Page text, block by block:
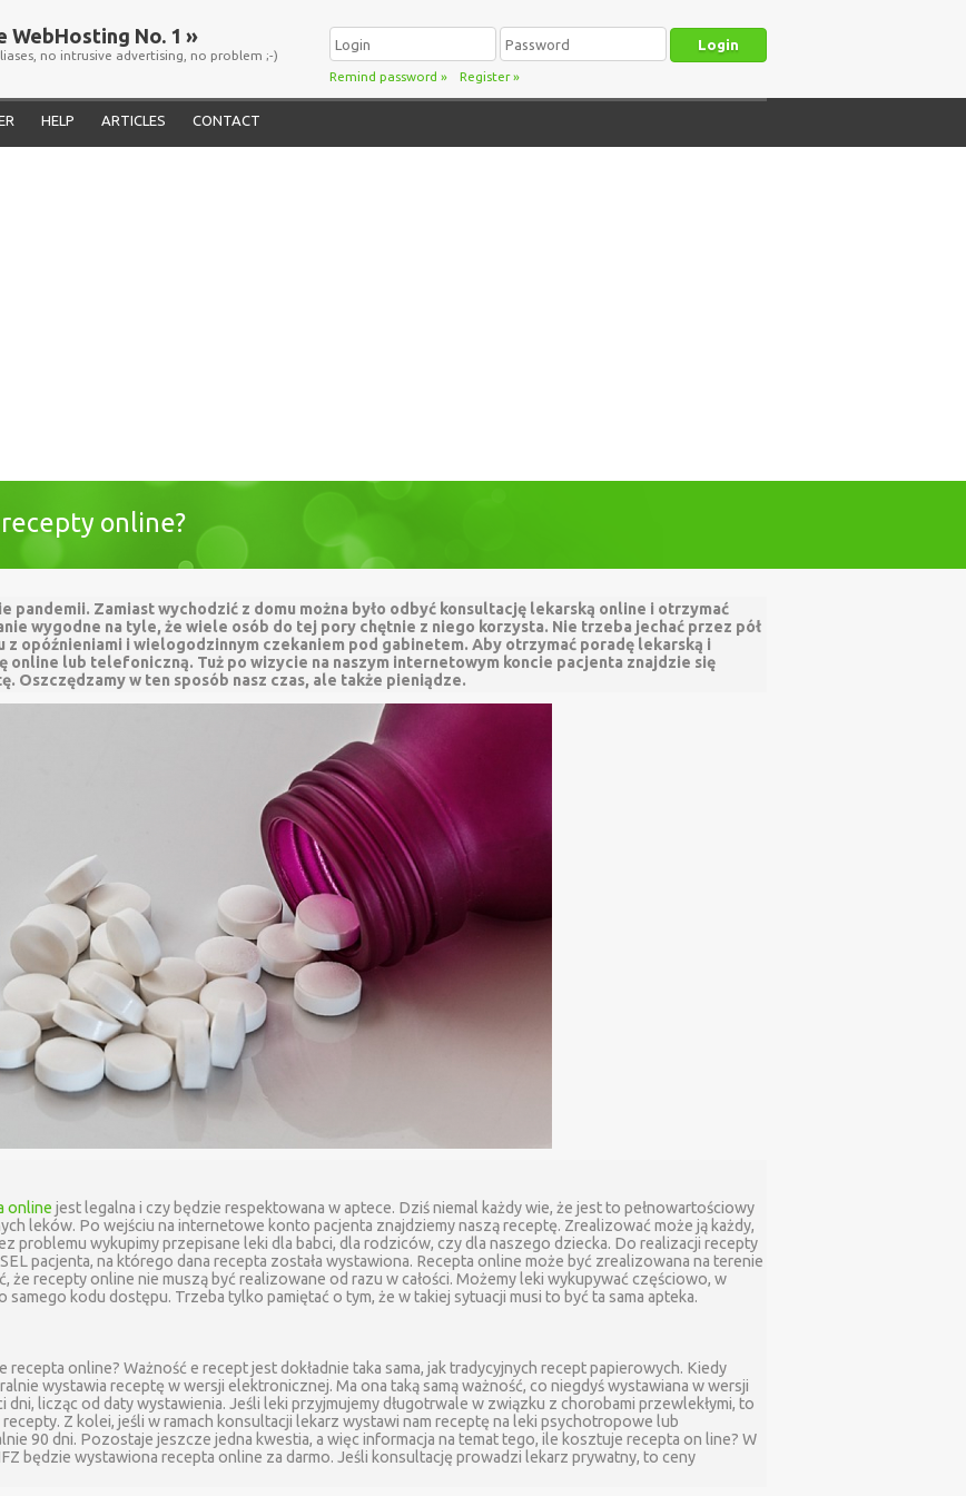
WebHosting No. 1 »
no intrusive advertising, no problem ;-)
Remind password » Register»
HELP ARTICLES CONTACT
online?
pandemii. Zamiast wychodzić z domu można było odbyć konsultację lekarską online i otrzymać
wygodne na tyle, że wiele osób do tej pory chętnie z niego korzysta. Nie trzeba jechać przez pół
z opóźnieniami i wielogodzinnym czekaniem pod gabinetem. Aby otrzymać poradę lekarską i
online lub telefoniczną. Tuż po wizycie na naszym internetowym koncie pacjenta znajdzie się
Oszczędzamy w ten sposób nasz czas, ale także pieniądze.
online jest legalna i czy będzie respektowana w aptece. Dziś niemal każdy wie, że jest to pełnowartościowy
leków. Po wejściu na internetowe konto pacjenta znajdziemy naszą receptę. Zrealizować może ją każdy,
problemu wykupimy przepisane leki dla babci, dla rodziców, czy dla naszego dziecka. Do realizacji recepty
pacjenta, na którego dana recepta została wystawiona. Recepta online może być zrealizowana na terenie
że recepty online nie muszą być realizowane od razu w całości. Możemy leki wykupywać częściowo, w
kodu dostępu. Trzeba tylko pamiętać o tym, że w takiej sytuacji musi to być ta sama apteka.
online? Ważność e recept jest dokładnie taka sama, jak tradycyjnych recept papierowych. Kiedy
wystawia receptę w wersji elektronicznej. Ma ona taką samą ważność, co niegdyś wystawiana w wersji
licząc od daty wystawienia. Jeśli leki przyjmujemy długotrwale w związku z chorobami przewlekłymi, to
Z kolei, jeśli w ramach konsultacji lekarz wystawi nam receptę na leki psychotropowe lub
90 dni. Pozostaje jeszcze jedna kwestia, a więc informacja na temat tego, ile kosztuje recepta on line? W
będzie wystawiona recepta online za darmo. Jeśli konsultację prowadzi lekarz prywatny, to ceny